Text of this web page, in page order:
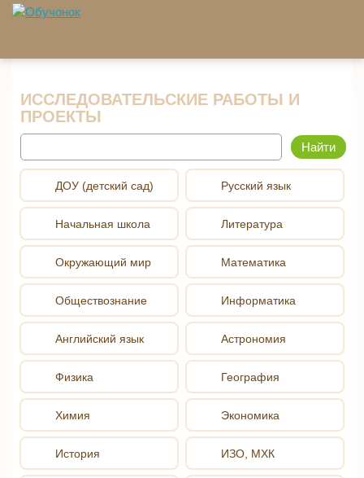
Перейти к основному содержанию
ИССЛЕДОВАТЕЛЬСКИЕ РАБОТЫ И
ПРОЕКТЫ
ДОУ (детский сад)
Начальная школа
Окружающий мир
Обществознание
Английский язык
Русский язык
Литература
Математика
Информатика
Астрономия
Физика
Химия
История
География
Экономика
ИЗО, МХК